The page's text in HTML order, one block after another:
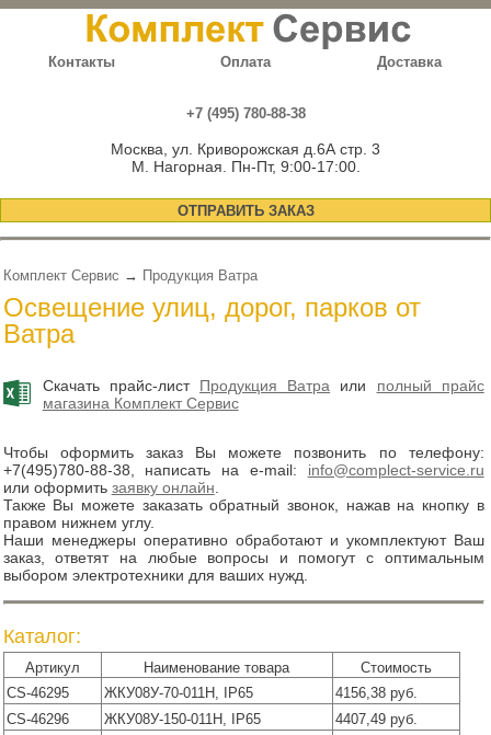
Контакты Оплата Доставка
+7 (495) 780-88-38
Москва, ул. Криворожская д.6А стр. 3
М. Нагорная. Пн-Пт, 9:00-17:00.
ОТПРАВИТЬ ЗАКАЗ
Комплект Сервис → Продукция Ватра
Освещение улиц, дорог, парков от
Ватра
Скачать прайс-лист Продукция Ватра или полный прайс
магазина Комплект Сервис
Чтобы оформить заказ Вы можете позвонить по телефону:
+7(495)780-88-38, написать на e-mail: info@complect-service.ru
или оформить заявку онлайн.
Также Вы можете заказать обратный звонок, нажав на кнопку в
правом нижнем углу.
Наши менеджеры оперативно обработают и укомплектуют Ваш
заказ, ответят на любые вопросы и помогут с оптимальным
выбором электротехники для ваших нужд.
Каталог:
Артикул Наименование товара
Стоимость
CS-46295
ЖКУ08У-70-011Н, IP65
4156,38 руб.
CS-46296
ЖКУ08У-150-011Н, IP65
4407,49 руб.